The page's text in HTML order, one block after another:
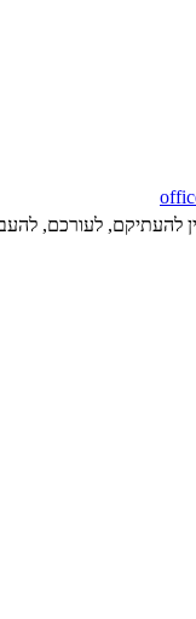
להעתיקם, לעורכם,